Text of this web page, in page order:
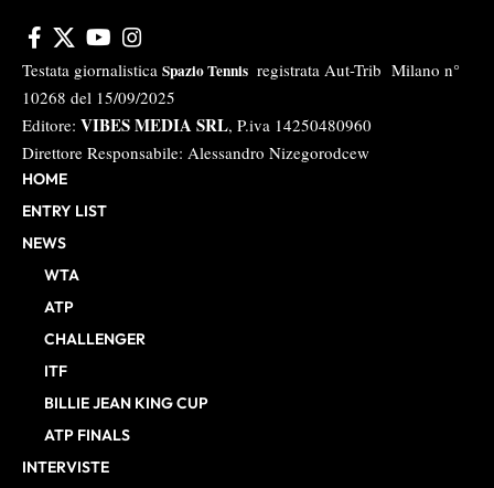
Testata giornalistica Spazio Tennis registrata Aut-Trib Milano n°
10268 del 15/09/2025
Editore: VIBES MEDIA SRL, P.iva 14250480960
Direttore Responsabile: Alessandro Nizegorodcew
HOME
ENTRY LIST
NEWS
WTA
ATP
CHALLENGER
ITF
BILLIE JEAN KING CUP
ATP FINALS
INTERVISTE